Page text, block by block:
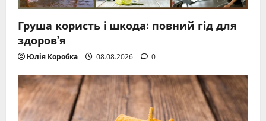
Груша користь і шкода: повний гід для
здоров’я
Юлія Коробка 08.08.2026 0